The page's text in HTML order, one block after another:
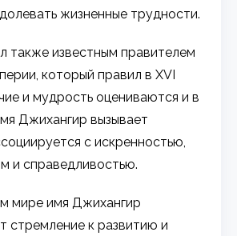
жизненные трудности.
также известным правителем
который правил в XVI
и мудрость оцениваются и в
Джихангир вызывает
с искренностью,
и справедливостью.
мире имя Джихангир
стремление к развитию и